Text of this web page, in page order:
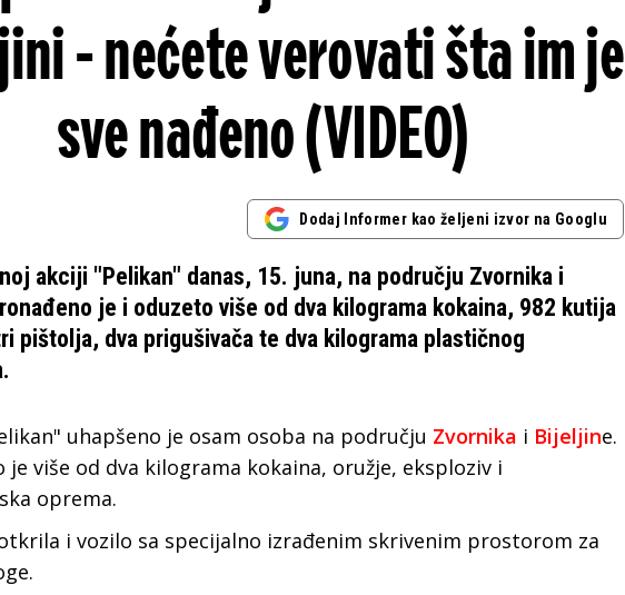
- nećete verovati šta im je
sve nađeno (VIDEO)
Dodaj Informer kao željeni izvor na Googlu
akciji "Pelikan" danas, 15. juna, na području Zvornika i
je i oduzeto više od dva kilograma kokaina, 982 kutija
pištolja, dva prigušivača te dva kilograma plastičnog
uhapšeno je osam osoba na području Zvornika i Bijeljine.
je više od dva kilograma kokaina, oružje, eksploziv i
oprema.
i vozilo sa specijalno izrađenim skrivenim prostorom za